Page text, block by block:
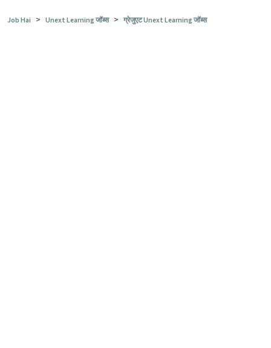
Job Hai > Unext Learning जॉब्स > ग्रेजुएट Unext Learning जॉब्स